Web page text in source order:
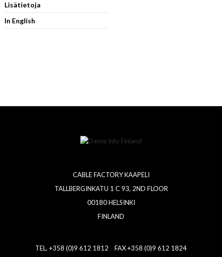
Lisätietoja
In English
CABLE FACTORY KAAPELI
TALLBERGINKATU 1 C 93, 2ND FLOOR
00180 HELSINKI
FINLAND
TEL. +358 (0)9 612 1812 FAX +358 (0)9 612 1824